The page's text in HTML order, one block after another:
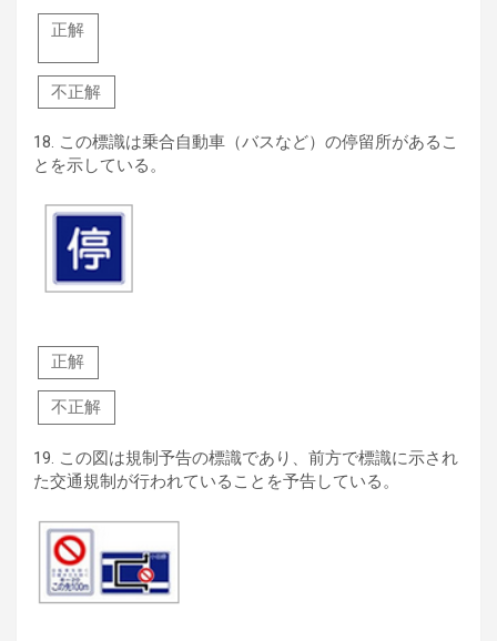
正解
不正解
18. この標識は乗合自動車（バスなど）の停留所があるこ
とを示している。
正解
不正解
19. この図は規制予告の標識であり、前方で標識に示され
た交通規制が行われていることを予告している。